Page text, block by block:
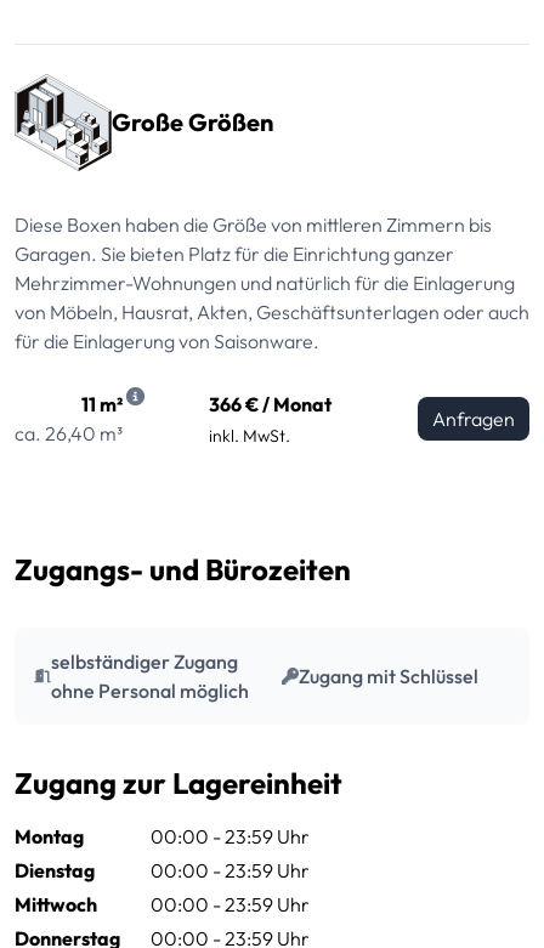
Große Größen
Diese Boxen haben die Größe von mittleren Zimmern bis
Garagen. Sie bieten Platz für die Einrichtung ganzer
Mehrzimmer-Wohnungen und natürlich für die Einlagerung
von Möbeln, Hausrat, Akten, Geschäftsunterlagen oder auch
für die Einlagerung von Saisonware.
11 m²
ca. 26,40 m³
366 € / Monat
inkl. MwSt.
Anfragen
Zugangs- und Bürozeiten
selbständiger Zugang
ohne Personal möglich
Zugang mit Schlüssel
Zugang zur Lagereinheit
Montag
00:00 - 23:59 Uhr
Dienstag
00:00 - 23:59 Uhr
Mittwoch
00:00 - 23:59 Uhr
Donnerstag
00:00 - 23:59 Uhr